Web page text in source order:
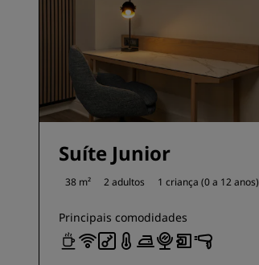
Suíte Junior
38 m² 2 adultos 1 criança (0 a 12 anos)
Principais comodidades